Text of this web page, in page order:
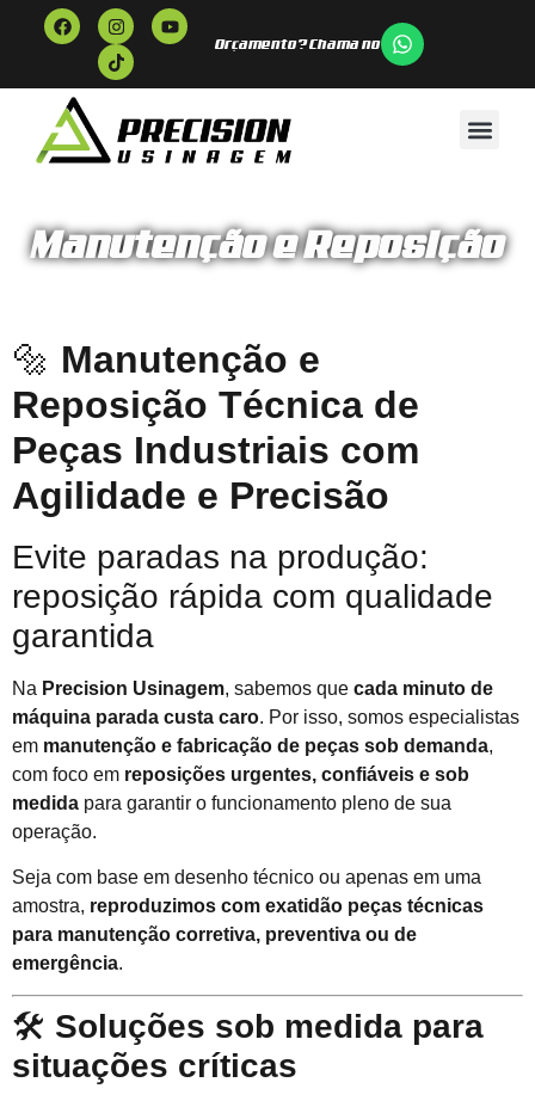
Orçamento? Chama no
Manutenção e Reposição
🔩 Manutenção e
Reposição Técnica de
Peças Industriais com
Agilidade e Precisão
Evite paradas na produção:
reposição rápida com qualidade
garantida
Na Precision Usinagem, sabemos que cada minuto de
máquina parada custa caro. Por isso, somos especialistas
em manutenção e fabricação de peças sob demanda,
com foco em reposições urgentes, confiáveis e sob
medida para garantir o funcionamento pleno de sua
operação.
Seja com base em desenho técnico ou apenas em uma
amostra, reproduzimos com exatidão peças técnicas
para manutenção corretiva, preventiva ou de
emergência.
🛠️ Soluções sob medida para
situações críticas